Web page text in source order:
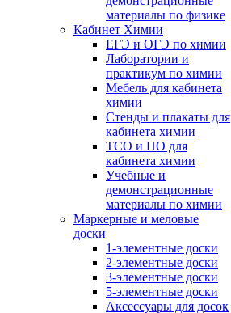
материалы по физике
Кабинет Химии
ЕГЭ и ОГЭ по химии
Лаборатории и
практикум по химии
Мебель для кабинета
химии
Стенды и плакаты для
кабинета химии
ТСО и ПО для
кабинета химии
Учебные и
демонстрационные
материалы по химии
Маркерные и меловые
доски
1-элементные доски
2-элементные доски
3-элементные доски
5-элементные доски
Аксессуары для досок